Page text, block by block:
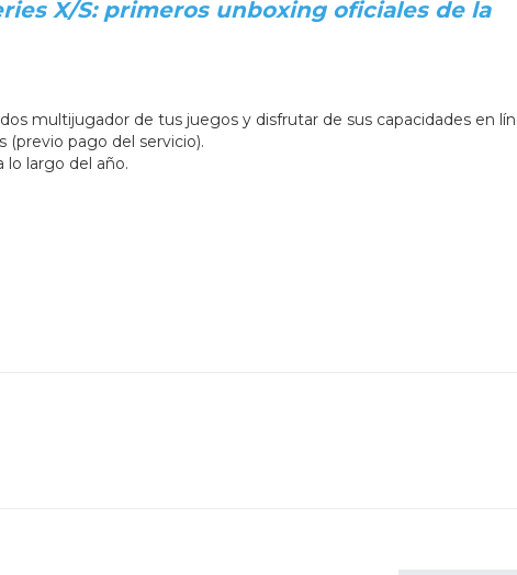
X/S: primeros unboxing oficiales de la
multijugador de tus juegos y disfrutar de sus capacidades en
(previo pago del servicio).
largo del año.